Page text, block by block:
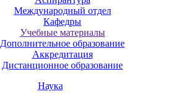
Международный отдел
Кафедры
Учебные материалы
Дополнительное образование
Аккредитация
Дистанционное образование
Наука